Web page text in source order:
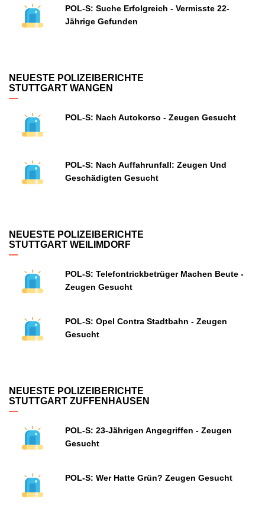
POL-S: Suche Erfolgreich - Vermisste 22-
Jährige Gefunden
NEUESTE POLIZEIBERICHTE
STUTTGART WANGEN
POL-S: Nach Autokorso - Zeugen Gesucht
POL-S: Nach Auffahrunfall: Zeugen Und
Geschädigten Gesucht
NEUESTE POLIZEIBERICHTE
STUTTGART WEILIMDORF
POL-S: Telefontrickbetrüger Machen Beute -
Zeugen Gesucht
POL-S: Opel Contra Stadtbahn - Zeugen
Gesucht
NEUESTE POLIZEIBERICHTE
STUTTGART ZUFFENHAUSEN
POL-S: 23-Jährigen Angegriffen - Zeugen
Gesucht
POL-S: Wer Hatte Grün? Zeugen Gesucht